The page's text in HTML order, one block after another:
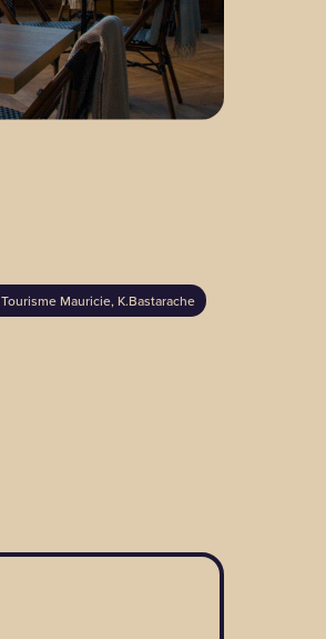
Tourisme Mauricie, K.Bastarache